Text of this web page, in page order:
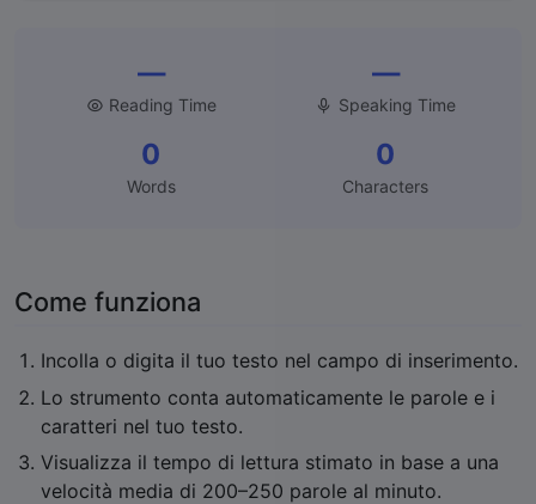
—
Reading Time
—
Speaking Time
0
Words
0
Characters
Come funziona
Incolla o digita il tuo testo nel campo di inserimento.
Lo strumento conta automaticamente le parole e i
caratteri nel tuo testo.
Visualizza il tempo di lettura stimato in base a una
velocità media di 200–250 parole al minuto.